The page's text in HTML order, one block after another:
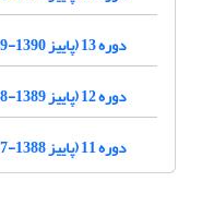
دوره 13 (پاییز 1390-1389)
دوره 12 (پاییز 1389-1388)
دوره 11 (پاییز 1388-1387)